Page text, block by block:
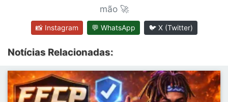
mão 🚀
📸 Instagram 💬 WhatsApp 🐦 X (Twitter)
Notícias Relacionadas: